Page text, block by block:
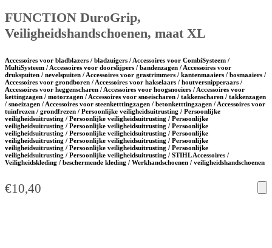
FUNCTION DuroGrip,
Veiligheidshandschoenen, maat XL
Accessoires voor bladblazers / bladzuigers / Accessoires voor CombiSysteem /
MultiSysteem / Accessoires voor doorslijpers / bandenzagen / Accessoires voor
drukspuiten / nevelspuiten / Accessoires voor grastrimmers / kantenmaaiers / bosmaaiers /
Accessoires voor grondboren / Accessoires voor hakselaars / houtversnipperaars /
Accessoires voor heggenscharen / Accessoires voor hoogsnoeiers / Accessoires voor
kettingzagen / motorzagen / Accessoires voor snoeischaren / takkenscharen / takkenzagen
/ snoeizagen / Accessoires voor steenketttingzagen / betonketttingzagen / Accessoires voor
tuinfrezen / grondfrezen / Persoonlijke veiligheidsuitrusting / Persoonlijke
veiligheidsuitrusting / Persoonlijke veiligheidsuitrusting / Persoonlijke
veiligheidsuitrusting / Persoonlijke veiligheidsuitrusting / Persoonlijke
veiligheidsuitrusting / Persoonlijke veiligheidsuitrusting / Persoonlijke
veiligheidsuitrusting / Persoonlijke veiligheidsuitrusting / Persoonlijke
veiligheidsuitrusting / Persoonlijke veiligheidsuitrusting / Persoonlijke
veiligheidsuitrusting / Persoonlijke veiligheidsuitrusting / STIHL Accessoires /
Veiligheidskleding / beschermende kleding / Werkhandschoenen / veiligheidshandschoenen
€10,40